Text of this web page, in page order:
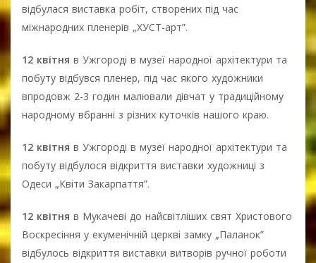
відбулася виставка робіт, створених під час
міжнародних пленерів „ХУСТ-арт”.
12 квітня в Ужгороді в музеї народної архітектури та
побуту відбувся пленер, під час якого художники
впродовж 2-3 годин малювали дівчат у традиційному
народному вбранні з різних куточків нашого краю.
12 квітня в Ужгороді в музеї народної архітектури та
побуту відбулося відкриття виставки художниці з
Одеси „Квіти Закарпаття”.
12 квітня в Мукачеві до найсвітліших свят Христового
Воскресіння у екуменічній церкві замку „Паланок”
відбулось відкриття виставки витворів ручної роботи